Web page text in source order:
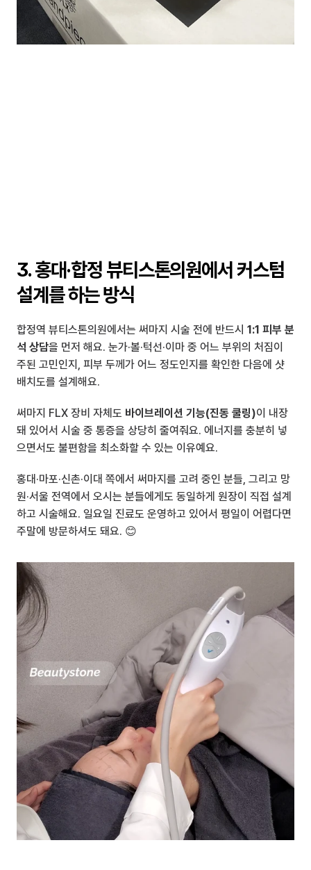
3. 홍대·합정 뷰티스톤의원에서 커스텀
설계를 하는 방식
합정역 뷰티스톤의원에서는 써마지 시술 전에 반드시 1:1 피부 분
석 상담을 먼저 해요. 눈가·볼·턱선·이마 중 어느 부위의 처짐이
주된 고민인지, 피부 두께가 어느 정도인지를 확인한 다음에 샷
배치도를 설계해요.
써마지 FLX 장비 자체도 바이브레이션 기능(진동 쿨링)이 내장
돼 있어서 시술 중 통증을 상당히 줄여줘요. 에너지를 충분히 넣
으면서도 불편함을 최소화할 수 있는 이유예요.
홍대·마포·신촌·이대 쪽에서 써마지를 고려 중인 분들, 그리고 망
원·서울 전역에서 오시는 분들에게도 동일하게 원장이 직접 설계
하고 시술해요. 일요일 진료도 운영하고 있어서 평일이 어렵다면
주말에 방문하셔도 돼요. 😊